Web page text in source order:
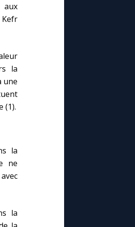
aux
Kefr
la
une
(1).
la
ne
la